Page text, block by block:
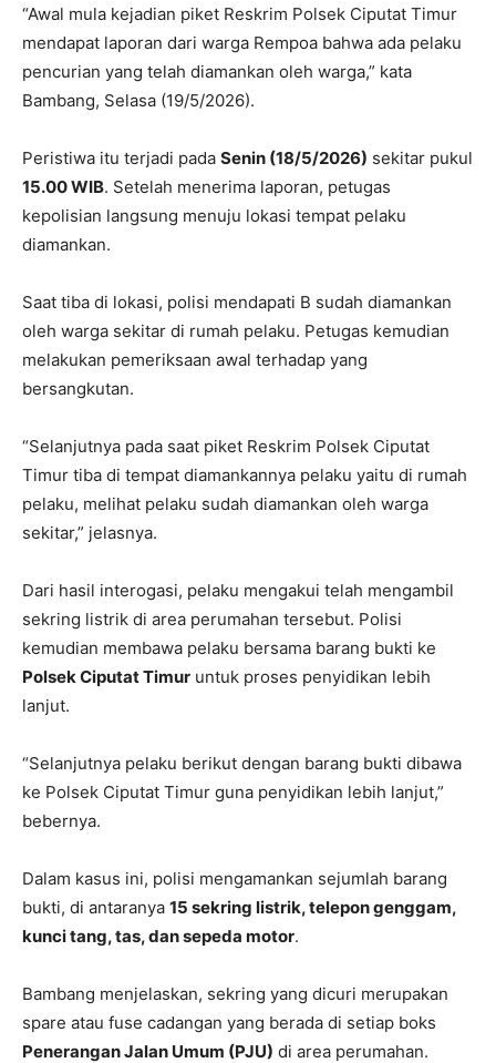
“Awal mula kejadian piket Reskrim Polsek Ciputat Timur
mendapat laporan dari warga Rempoa bahwa ada pelaku
pencurian yang telah diamankan oleh warga,” kata
Bambang, Selasa (19/5/2026).
Peristiwa itu terjadi pada Senin (18/5/2026) sekitar pukul
15.00 WIB. Setelah menerima laporan, petugas
kepolisian langsung menuju lokasi tempat pelaku
diamankan.
Saat tiba di lokasi, polisi mendapati B sudah diamankan
oleh warga sekitar di rumah pelaku. Petugas kemudian
melakukan pemeriksaan awal terhadap yang
bersangkutan.
“Selanjutnya pada saat piket Reskrim Polsek Ciputat
Timur tiba di tempat diamankannya pelaku yaitu di rumah
pelaku, melihat pelaku sudah diamankan oleh warga
sekitar,” jelasnya.
Dari hasil interogasi, pelaku mengakui telah mengambil
sekring listrik di area perumahan tersebut. Polisi
kemudian membawa pelaku bersama barang bukti ke
Polsek Ciputat Timur untuk proses penyidikan lebih
lanjut.
“Selanjutnya pelaku berikut dengan barang bukti dibawa
ke Polsek Ciputat Timur guna penyidikan lebih lanjut,”
bebernya.
Dalam kasus ini, polisi mengamankan sejumlah barang
bukti, di antaranya 15 sekring listrik, telepon genggam,
kunci tang, tas, dan sepeda motor.
Bambang menjelaskan, sekring yang dicuri merupakan
spare atau fuse cadangan yang berada di setiap boks
Penerangan Jalan Umum (PJU) di area perumahan.